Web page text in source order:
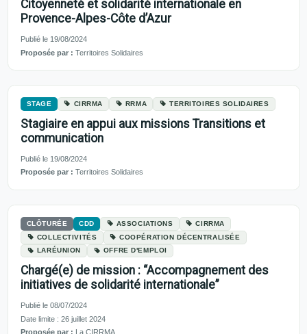
Citoyenneté et solidarité internationale en
Provence-Alpes-Côte d’Azur
Publié le 19/08/2024
Proposée par : Territoires Solidaires
STAGE CIRRMA RRMA TERRITOIRES SOLIDAIRES
Stagiaire en appui aux missions Transitions et
communication
Publié le 19/08/2024
Proposée par : Territoires Solidaires
CLÔTURÉE CDD ASSOCIATIONS
CIRRMA
COLLECTIVITÉS
COOPÉRATION DÉCENTRALISÉE
LARÉUNION
OFFRE D'EMPLOI
Chargé(e) de mission : “Accompagnement des
initiatives de solidarité internationale”
Publié le 08/07/2024
Date limite : 26 juillet 2024
Proposée par : La CIRRMA